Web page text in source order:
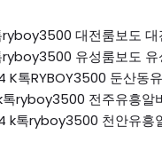
대전룸보도
유성룸보도
K톡RYBOY3500 둔산동
ryboy3500 전주유흥알
k톡ryboy3500 천안유흥